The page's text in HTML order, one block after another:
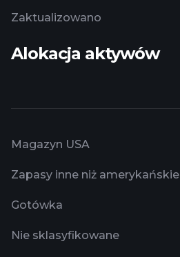
Zaktualizowano
Alokacja aktywów
Magazyn USA
Zapasy inne niż amerykańskie
Gotówka
Nie sklasyfikowane